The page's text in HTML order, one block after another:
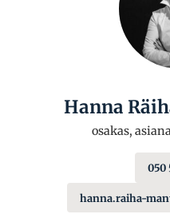
Hanna
osakas,
050
hanna.raiha-